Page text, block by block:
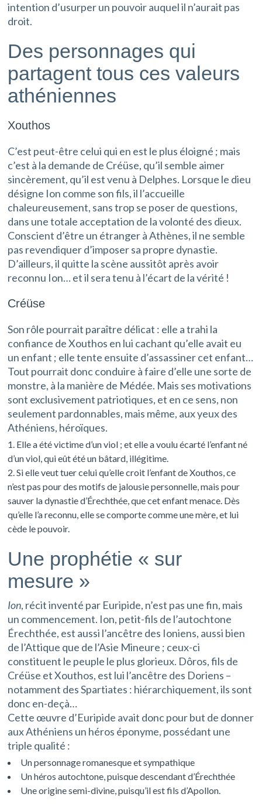
intention d’usurper un pouvoir auquel il n’aurait pas
droit.
Des personnages qui
partagent tous ces valeurs
athéniennes
Xouthos
C’est peut-être celui qui en est le plus éloigné ; mais
c’est à la demande de Créüse, qu’il semble aimer
sincèrement, qu’il est venu à Delphes. Lorsque le dieu
désigne Ion comme son fils, il l’accueille
chaleureusement, sans trop se poser de questions,
dans une totale acceptation de la volonté des dieux.
Conscient d’être un étranger à Athènes, il ne semble
pas revendiquer d’imposer sa propre dynastie.
D’ailleurs, il quitte la scène aussitôt après avoir
reconnu Ion… et il sera tenu à l’écart de la vérité !
Créüse
Son rôle pourrait paraître délicat : elle a trahi la
confiance de Xouthos en lui cachant qu’elle avait eu
un enfant ; elle tente ensuite d’assassiner cet enfant…
Tout pourrait donc conduire à faire d’elle une sorte de
monstre, à la manière de Médée. Mais ses motivations
sont exclusivement patriotiques, et en ce sens, non
seulement pardonnables, mais même, aux yeux des
Athéniens, héroïques.
Elle a été victime d’un viol ; et elle a voulu écarté l’enfant né
d’un viol, qui eût été un bâtard, illégitime.
Si elle veut tuer celui qu’elle croit l’enfant de Xouthos, ce
n’est pas pour des motifs de jalousie personnelle, mais pour
sauver la dynastie d’Érechthée, que cet enfant menace. Dès
qu’elle l’a reconnu, elle se comporte comme une mère, et lui
cède le pouvoir.
Une prophétie « sur
mesure »
Ion, récit inventé par Euripide, n’est pas une fin, mais
un commencement. Ion, petit-fils de l’autochtone
Érechthée, est aussi l’ancêtre des Ioniens, aussi bien
de l’Attique que de l’Asie Mineure ; ceux-ci
constituent le peuple le plus glorieux. Dôros, fils de
Créüse et Xouthos, est lui l’ancêtre des Doriens –
notamment des Spartiates : hiérarchiquement, ils sont
donc en-deçà…
Cette œuvre d’Euripide avait donc pour but de donner
aux Athéniens un héros éponyme, possédant une
triple qualité :
Un personnage romanesque et sympathique
Un héros autochtone, puisque descendant d’Érechthée
Une origine semi-divine, puisqu’il est fils d’Apollon.